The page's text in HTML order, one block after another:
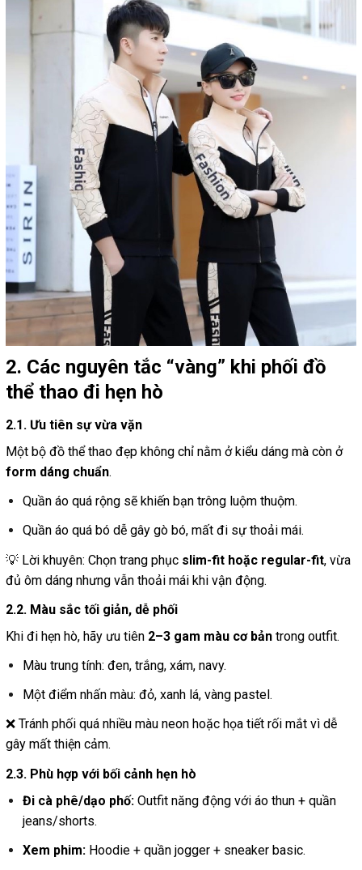
2. Các nguyên tắc “vàng” khi phối đồ
thể thao đi hẹn hò
2.1. Ưu tiên sự vừa vặn
Một bộ đồ thể thao đẹp không chỉ nằm ở kiểu dáng mà còn ở
form dáng chuẩn.
Quần áo quá rộng sẽ khiến bạn trông luộm thuộm.
Quần áo quá bó dễ gây gò bó, mất đi sự thoải mái.
💡 Lời khuyên: Chọn trang phục slim-fit hoặc regular-fit, vừa
đủ ôm dáng nhưng vẫn thoải mái khi vận động.
2.2. Màu sắc tối giản, dễ phối
Khi đi hẹn hò, hãy ưu tiên 2–3 gam màu cơ bản trong outfit.
Màu trung tính: đen, trắng, xám, navy.
Một điểm nhấn màu: đỏ, xanh lá, vàng pastel.
❌ Tránh phối quá nhiều màu neon hoặc họa tiết rối mắt vì dễ
gây mất thiện cảm.
2.3. Phù hợp với bối cảnh hẹn hò
Đi cà phê/dạo phố:Outfit năng động với áo thun + quần
jeans/shorts.
Xem phim:Hoodie + quần jogger + sneaker basic.